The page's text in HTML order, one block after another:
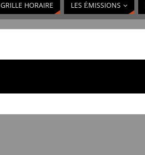
GRILLE HORAIRE LES ÉMISSIONS